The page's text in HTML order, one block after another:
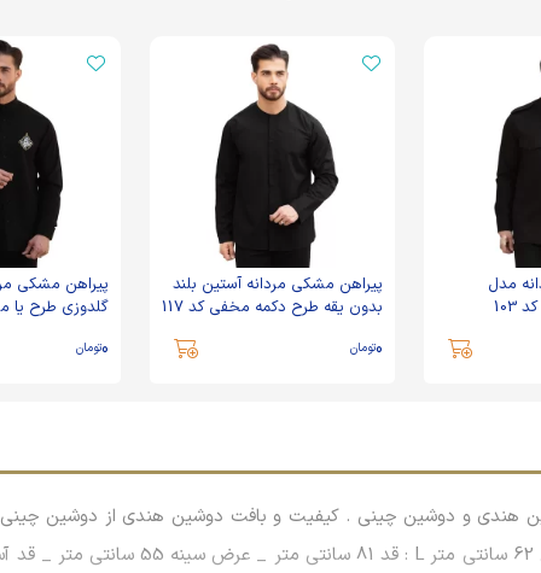
مدل
پیراهن مشکی مردانه آستین بلند
بدون یقه طرح دکمه مخفی کد 117
0تومان
پیراهن مشکی
گلدوزی طرح یا
0تومان